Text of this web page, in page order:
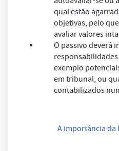
qual estão
objetivas, pelo
avaliar valores
O passivo deverá
exemplo
em tribunal, ou
contabilizados
A importância da